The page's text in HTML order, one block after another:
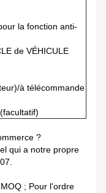
la fonction anti-
de VÉHICULE
à télécommande
?
qui a notre propre
; Pour l'ordre